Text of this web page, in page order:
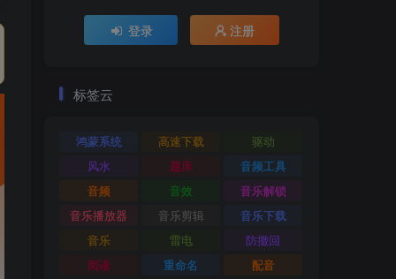
登录 注册
标签云
鸿蒙系统 高速下载
驱动
风水
题库
音频工具
音频
音效
音乐解锁
音乐播放器
音乐剪辑
音乐下载
音乐
雷电
防撤回
阅读
重命名
配音